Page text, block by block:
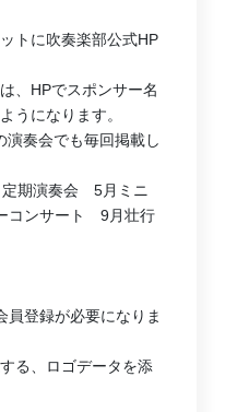
トに吹奏楽部公式HP
、HPでスポンサー名
うになります。
演奏会でも毎回掲載し
期演奏会　5月ミニ
コンサート　9月壮行
員登録が必要になりま
る、ロゴデータを添